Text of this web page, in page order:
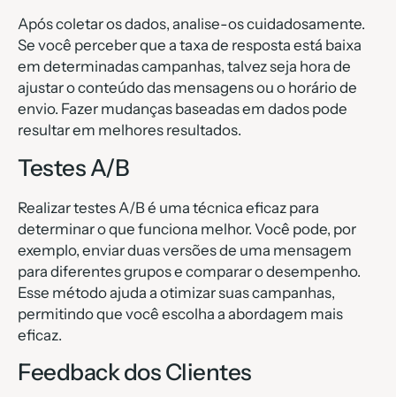
Após coletar os dados, analise-os cuidadosamente.
Se você perceber que a taxa de resposta está baixa
em determinadas campanhas, talvez seja hora de
ajustar o conteúdo das mensagens ou o horário de
envio. Fazer mudanças baseadas em dados pode
resultar em melhores resultados.
Testes A/B
Realizar testes A/B é uma técnica eficaz para
determinar o que funciona melhor. Você pode, por
exemplo, enviar duas versões de uma mensagem
para diferentes grupos e comparar o desempenho.
Esse método ajuda a otimizar suas campanhas,
permitindo que você escolha a abordagem mais
eficaz.
Feedback dos Clientes